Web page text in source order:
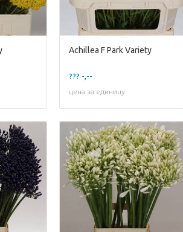
Achillea F Park Variety
??? -,--
цена за единицу